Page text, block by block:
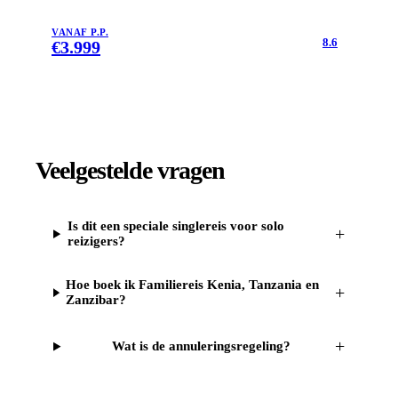
VANAF P.P.
€3.999 8.6
Veelgestelde vragen
Is dit een speciale singlereis voor solo
reizigers?
+
Hoe boek ik Familiereis Kenia, Tanzania en
Zanzibar?
+
Wat is de annuleringsregeling? +